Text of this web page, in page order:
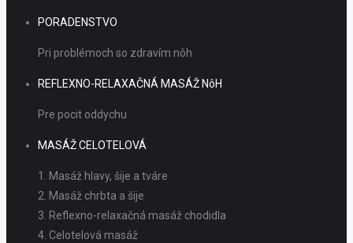
PORADENSTVO
Pri problémoch so zdravím nôh
REFLEXNO-RELAXAČNÁ MASÁŽ NôH
Pre pocit oddychu
MASÁŽ CELOTELOVÁ
1. Masáž hlavy, šije a tváre
2. Masáž chrbta a šije
3. Reflexno-relaxačná masáž chodidla
4. Celotelová masáž